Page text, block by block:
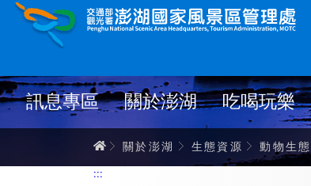
訊息專區 關於澎湖 吃喝玩樂
首頁關於澎湖 生態資源 動物生態
:::